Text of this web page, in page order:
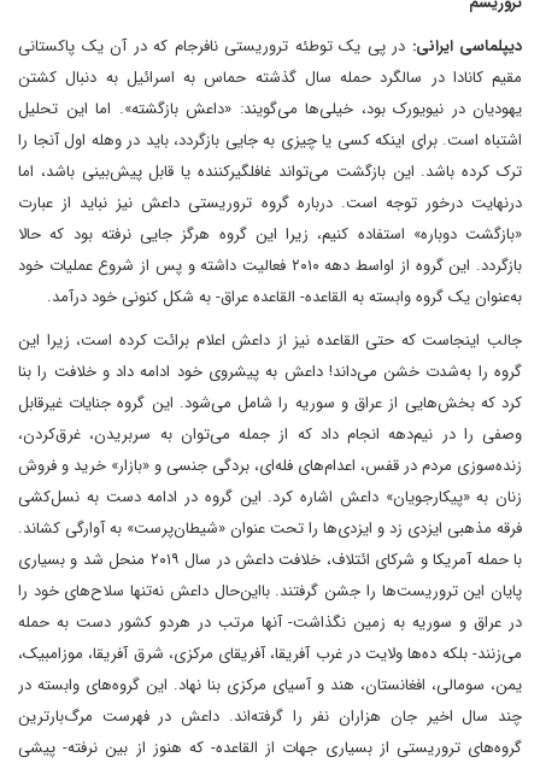
دیپلماسی ایرانی: در پی یک توطئه تروریستی نافرجام که در آن یک پاکستانی
مقیم کانادا در سالگرد حمله سال گذشته حماس به اسرائیل به دنبال کشتن
یهودیان در نیویورک بود، خیلی‌‌ها می‌گویند: «داعش بازگشته». اما این تحلیل
اشتباه است. برای اینکه کسی یا چیزی به جایی بازگردد، باید در وهله اول آنجا را
ترک کرده باشد. این بازگشت می‌تواند غافلگیرکننده یا قابل پیش‌بینی باشد، اما
درنهایت درخور توجه است. درباره گروه تروریستی داعش نیز نباید از عبارت
«بازگشت دوباره» استفاده کنیم، زیرا این گروه هرگز جایی نرفته بود که حالا
بازگردد. این گروه از اواسط دهه ۲۰۱۰ فعالیت داشته و پس از شروع عملیات خود
به‌عنوان یک گروه وابسته به القاعده- القاعده عراق- به شکل کنونی خود درآمد.
جالب اینجاست که حتی القاعده نیز از داعش اعلام برائت کرده است، زیرا این
گروه را به‌شدت خشن می‌داند! داعش به پیشروی خود ادامه داد و خلافت را بنا
کرد که بخش‌هایی از عراق و سوریه را شامل می‌شود. این گروه جنایات غیرقابل
وصفی را در نیم‌دهه انجام داد که از جمله می‌توان به سربریدن، غرق‌کردن،
زنده‌سوزی مردم در قفس، اعدام‌های فله‌ای، بردگی جنسی و «بازار» خرید و فروش
زنان به «پیکارجویان» داعش اشاره کرد. این گروه در ادامه دست به نسل‌کشی
فرقه مذهبی ایزدی زد و ایزدی‌ها را تحت عنوان «شیطان‌پرست» به آوارگی کشاند.
با حمله آمریکا و شرکای ائتلاف، خلافت داعش در سال ۲۰۱۹ منحل شد و بسیاری
پایان این تروریست‌ها را جشن گرفتند. بااین‌حال داعش نه‌تنها سلاح‌های خود را
در عراق و سوریه به زمین نگذاشت- آنها مرتب در هردو کشور دست به حمله
می‌زنند- بلکه ده‌ها ولایت در غرب آفریقا، آفریقای مرکزی، شرق آفریقا، موزامبیک،
یمن، سومالی، افغانستان، هند و آسیای مرکزی بنا نهاد. این گروه‌های وابسته در
چند سال اخیر جان هزاران نفر را گرفته‌اند. داعش در فهرست مرگ‌بارترین
گروه‌های تروریستی از بسیاری جهات از القاعده- که هنوز از بین نرفته- پیشی